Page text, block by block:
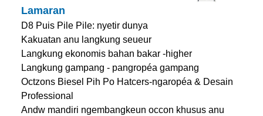
Lamaran
D8 Puis Pile Pile: nyetir dunya
Kakuatan anu langkung seueur
Langkung ekonomis bahan bakar -higher
Langkung gampang - pangropéa gampang
Octzons Biesel Pih Po Hatcers-ngaropéa & Desain
Professional
Andw mandiri ngembangkeun occon khusus anu